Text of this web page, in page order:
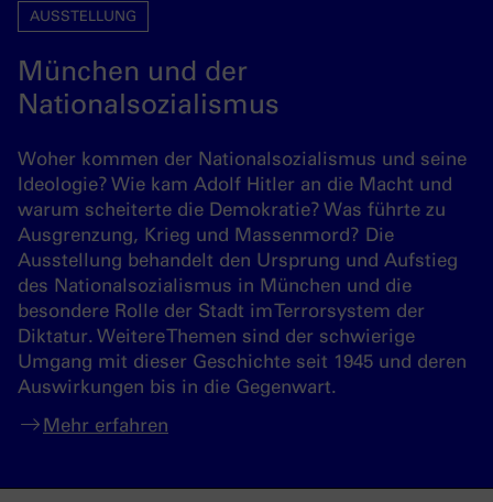
AUSSTELLUNG
München und der
Nationalsozialismus
Woher kommen der Nationalsozialismus und seine
Ideologie? Wie kam Adolf Hitler an die Macht und
warum scheiterte die Demokratie? Was führte zu
Ausgrenzung, Krieg und Massenmord? Die
Ausstellung behandelt den Ursprung und Aufstieg
des Nationalsozialismus in München und die
besondere Rolle der Stadt im Terrorsystem der
Diktatur. Weitere Themen sind der schwierige
Umgang mit dieser Geschichte seit 1945 und deren
Auswirkungen bis in die Gegenwart.
Mehr erfahren